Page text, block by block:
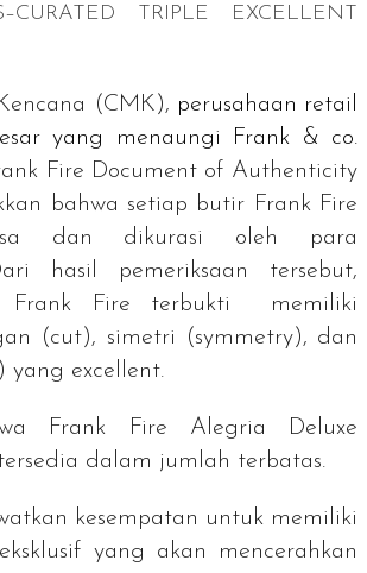
TRIPLE EXCELLENT
(CMK), perusahaan retail
yang menaungi Frank & co.
Fire Document of Authenticity
bahwa setiap butir Frank Fire
dan dikurasi oleh para
hasil pemeriksaan tersebut,
Frank Fire terbukti memiliki
(cut), simetri (symmetry), dan
) yang excellent.
Frank Fire Alegria Deluxe
dalam jumlah terbatas.
kesempatan untuk memiliki
yang akan mencerahkan